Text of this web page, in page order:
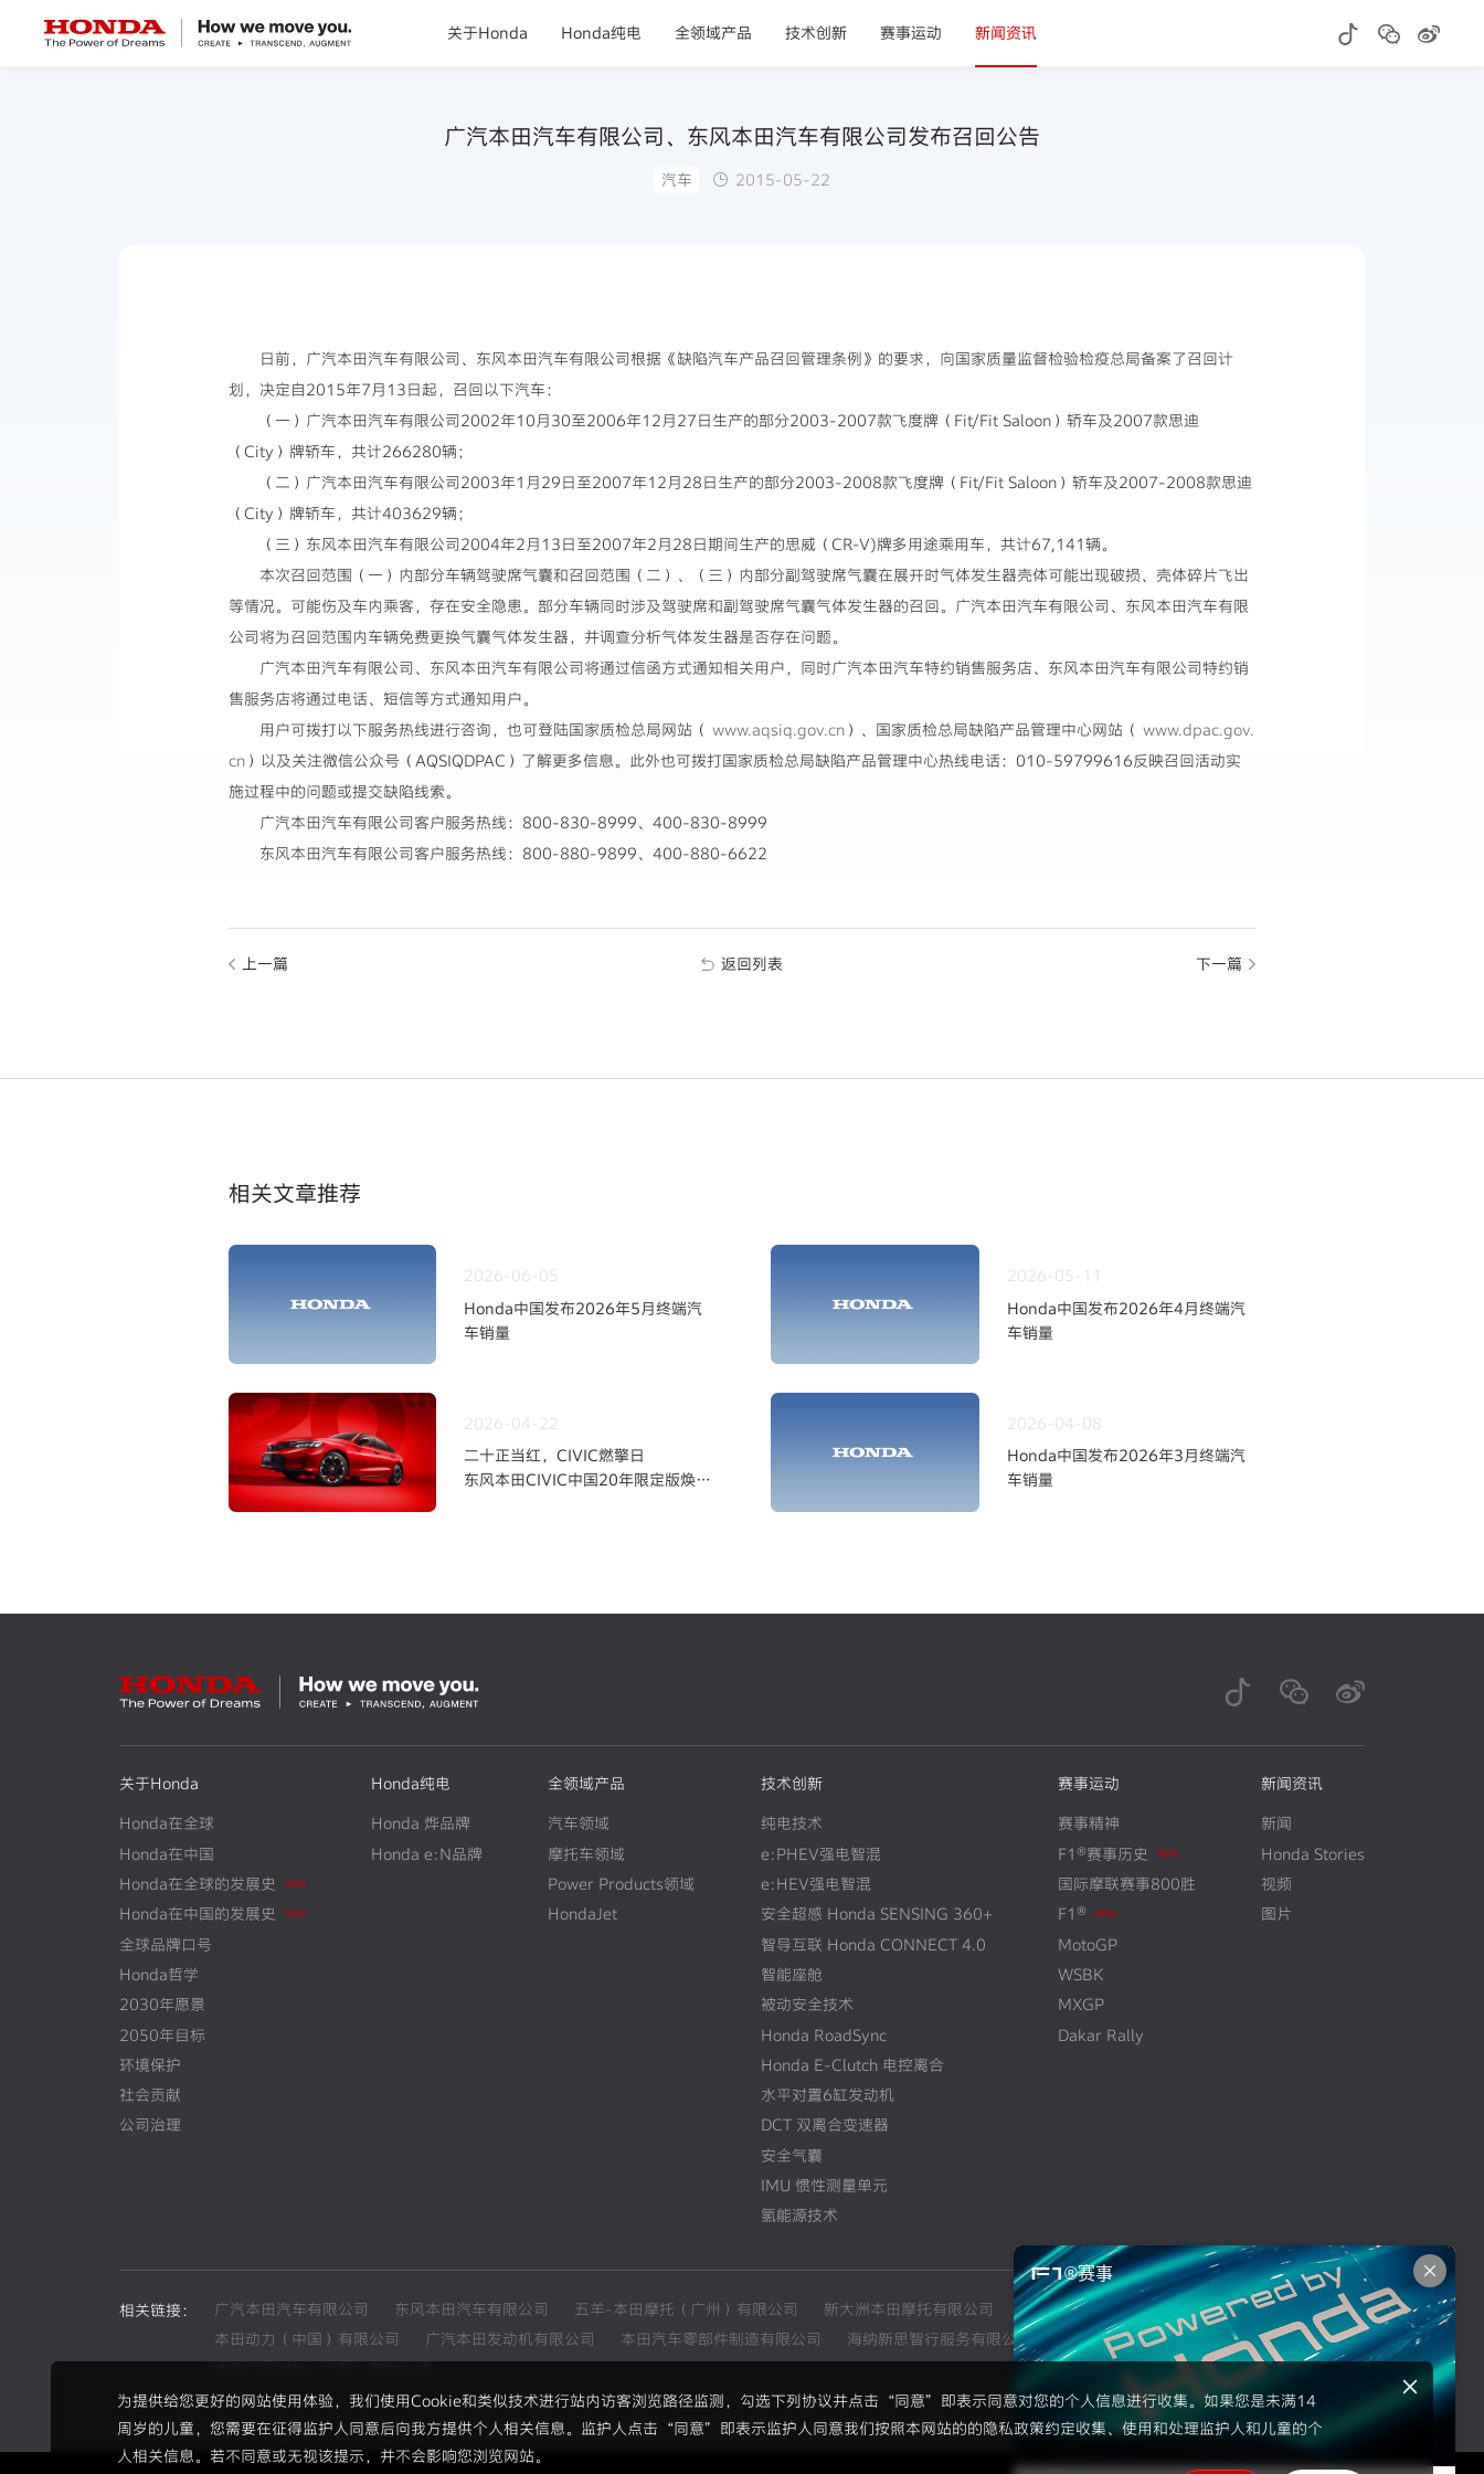
关于Honda Honda纯电 全领域产品 技术创新 赛事运动 新闻资讯
广汽本田汽车有限公司、东风本田汽车有限公司发布召回公告
汽车 2015-05-22
日前，广汽本田汽车有限公司、东风本田汽车有限公司根据《缺陷汽车产品召回管理条例》的要求，向国家质量监督检验检疫总局备案了召回计
划，决定自2015年7月13日起，召回以下汽车：
（一）广汽本田汽车有限公司2002年10月30至2006年12月27日生产的部分2003-2007款飞度牌（Fit/Fit Saloon）轿车及2007款思迪
（City）牌轿车，共计266280辆；
（二）广汽本田汽车有限公司2003年1月29日至2007年12月28日生产的部分2003-2008款飞度牌（Fit/Fit Saloon）轿车及2007-2008款思迪
（City）牌轿车，共计403629辆；
（三）东风本田汽车有限公司2004年2月13日至2007年2月28日期间生产的思威（CR-V)牌多用途乘用车，共计67,141辆。
本次召回范围（一）内部分车辆驾驶席气囊和召回范围（二）、（三）内部分副驾驶席气囊在展开时气体发生器壳体可能出现破损、壳体碎片飞出
等情况。可能伤及车内乘客，存在安全隐患。部分车辆同时涉及驾驶席和副驾驶席气囊气体发生器的召回。广汽本田汽车有限公司、东风本田汽车有限
公司将为召回范围内车辆免费更换气囊气体发生器，并调查分析气体发生器是否存在问题。
广汽本田汽车有限公司、东风本田汽车有限公司将通过信函方式通知相关用户，同时广汽本田汽车特约销售服务店、东风本田汽车有限公司特约销
售服务店将通过电话、短信等方式通知用户。
用户可拨打以下服务热线进行咨询，也可登陆国家质检总局网站（ www.aqsiq.gov.cn）、国家质检总局缺陷产品管理中心网站（ www.dpac.gov.
cn）以及关注微信公众号（AQSIQDPAC）了解更多信息。此外也可拨打国家质检总局缺陷产品管理中心热线电话：010-59799616反映召回活动实
施过程中的问题或提交缺陷线索。
广汽本田汽车有限公司客户服务热线：800-830-8999、400-830-8999
东风本田汽车有限公司客户服务热线：800-880-9899、400-880-6622
上一篇 返回列表 下一篇
相关文章推荐
2026-06-05
Honda中国发布2026年5月终端汽
车销量
2026-05-11
Honda中国发布2026年4月终端汽
车销量
2026-04-22
二十正当红，CIVIC燃擎日
东风本田CIVIC中国20年限定版焕新
2026-04-08
Honda中国发布2026年3月终端汽
车销量
为提供给您更好的网站使用体验，我们使用Cookie和类似技术进行站内访客浏览路径监测，勾选下列协议并点击“同意”即表示同意对您的个人信息进行收集。如果您是未满14
周岁的儿童，您需要在征得监护人同意后向我方提供个人相关信息。监护人点击“同意”即表示监护人同意我们按照本网站的的隐私政策约定收集、使用和处理监护人和儿童的个
人相关信息。若不同意或无视该提示，并不会影响您浏览网站。
关于Honda
Honda在全球
Honda在中国
Honda在全球的发展史
N EW
Honda在中国的发展史 NEW
全球品牌口号
Honda哲学
2030年愿景
2050年目标
环境保护
社会贡献
公司治理
Honda纯电
Honda 烨品牌
Honda e:N品牌
全领域产品
汽车领域
摩托车领域
Power Products领域
HondaJet
技术创新
纯电技术
e:PHEV强电智混
e:HEV强电智混
安全超感 Honda SENSING 360+
智导互联 Honda CONNECT 4.0
智能座舱
被动安全技术
Honda RoadSync
Honda E-Clutch 电控离合
水平对置6缸发动机
DCT 双离合变速器
安全气囊
IMU 惯性测量单元
氢能源技术
赛事运动
赛事精神
F1®赛事历史
N EW
国际摩联赛事800胜
F1®
NEW
MotoGP
WSBK
MXGP
Dakar Rally
新闻资讯
新闻
Honda Stories
视频
图片
相关链接： 广汽本田汽车有限公司 东风本田汽车有限公司 五羊-本田摩托（广州）有限公司 新大洲本田摩托有限公司
本田摩托车销售（上海）有限公司
本田动力（中国）有限公司
广汽本田发动机有限公司 本田汽车零部件制造有限公司 海纳新思智行服务有限公司
东风本田汽车零部件有限公司
F1®赛事